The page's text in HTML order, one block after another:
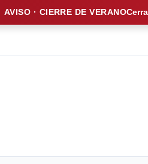
AVISO · CIERRE DE VERANO